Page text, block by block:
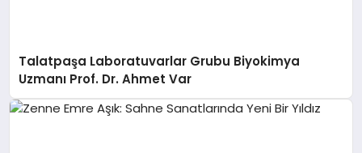
Talatpaşa Laboratuvarlar Grubu Biyokimya
Uzmanı Prof. Dr. Ahmet Var